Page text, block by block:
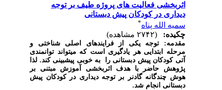
اثربخشی فعالیت های پروژه طیف بر توجه
دیداری در کودکان پیش دبستانی
سمیه الله پناه*
چکیده:
مقدمه:
مرحله ابتدایی هر یادگیری است که میتواند توانمندی
آتی کودکان پیش دبستانی را  به خوبی پیشبینی کند. لذا
پژوهش حاضر با هدف اثربخشی آموزش مبتنی بر
هوش چندگانه گادنر بر توجه دیداری در کودکان پیش
دبستانی انجام شد.